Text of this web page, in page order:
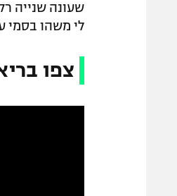
שעונה שנייה
לי משהו בסמי עופר,
צפו